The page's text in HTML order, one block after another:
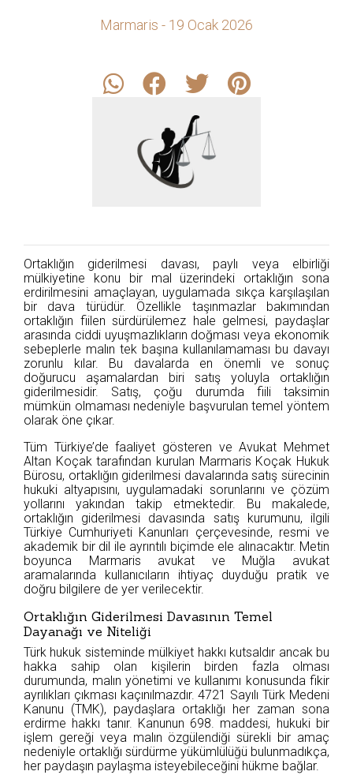
Marmaris - 19 Ocak 2026
Ortaklığın giderilmesi davası, paylı veya elbirliği
mülkiyetine konu bir mal üzerindeki ortaklığın sona
erdirilmesini amaçlayan, uygulamada sıkça karşılaşılan
bir dava türüdür. Özellikle taşınmazlar bakımından
ortaklığın fiilen sürdürülemez hale gelmesi, paydaşlar
arasında ciddi uyuşmazlıkların doğması veya ekonomik
sebeplerle malın tek başına kullanılamaması bu davayı
zorunlu kılar. Bu davalarda en önemli ve sonuç
doğurucu aşamalardan biri satış yoluyla ortaklığın
giderilmesidir. Satış, çoğu durumda fiili taksimin
mümkün olmaması nedeniyle başvurulan temel yöntem
olarak öne çıkar.
Tüm Türkiye’de faaliyet gösteren ve Avukat Mehmet
Altan Koçak tarafından kurulan Marmaris Koçak Hukuk
Bürosu, ortaklığın giderilmesi davalarında satış sürecinin
hukuki altyapısını, uygulamadaki sorunlarını ve çözüm
yollarını yakından takip etmektedir. Bu makalede,
ortaklığın giderilmesi davasında satış kurumunu, ilgili
Türkiye Cumhuriyeti Kanunları çerçevesinde, resmi ve
akademik bir dil ile ayrıntılı biçimde ele alınacaktır. Metin
boyunca Marmaris avukat ve Muğla avukat
aramalarında kullanıcıların ihtiyaç duyduğu pratik ve
doğru bilgilere de yer verilecektir.
Ortaklığın Giderilmesi Davasının Temel
Dayanağı ve Niteliği
Türk hukuk sisteminde mülkiyet hakkı kutsaldır ancak bu
hakka sahip olan kişilerin birden fazla olması
durumunda, malın yönetimi ve kullanımı konusunda fikir
ayrılıkları çıkması kaçınılmazdır. 4721 Sayılı Türk Medeni
Kanunu (TMK), paydaşlara ortaklığı her zaman sona
erdirme hakkı tanır. Kanunun 698. maddesi, hukuki bir
işlem gereği veya malın özgülendiği sürekli bir amaç
nedeniyle ortaklığı sürdürme yükümlülüğü bulunmadıkça,
her paydaşın paylaşma isteyebileceğini hükme bağlar.